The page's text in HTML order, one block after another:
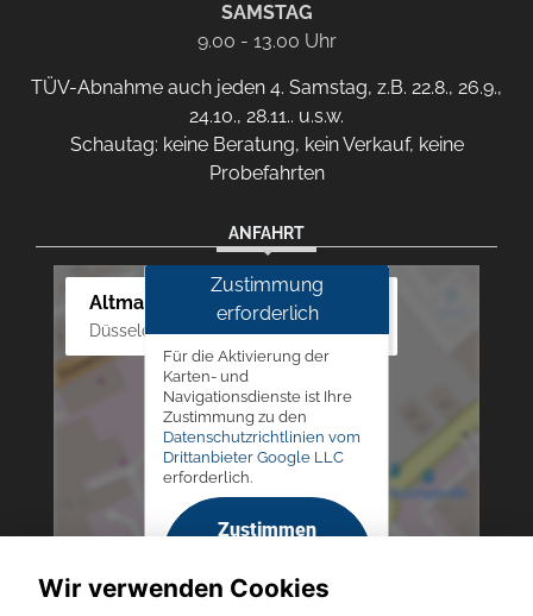
SAMSTAG
9.00 - 13.00 Uhr
TÜV-Abnahme auch jeden 4. Samstag, z.B. 22.8., 26.9.,
24.10., 28.11.. u.s.w.
Schautag: keine Beratung, kein Verkauf, keine
Probefahrten
ANFAHRT
Altmann Autoland
Düsseldorfer Str. 69 - 79, 42781 Haan
Zustimmung
erforderlich
Für die Aktivierung der
Karten- und
Navigationsdienste ist Ihre
Zustimmung zu den
Datenschutzrichtlinien vom
Drittanbieter Google LLC
erforderlich.
Zustimmen
aktivieren
Wir verwenden Cookies